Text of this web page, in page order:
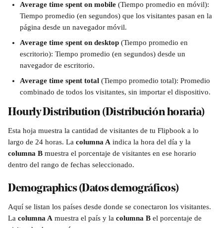
Average time spent on mobile (Tiempo promedio en móvil):
Tiempo promedio (en segundos) que los visitantes pasan en la
página desde un navegador móvil.
Average time spent on desktop (Tiempo promedio en
escritorio): Tiempo promedio (en segundos) desde un
navegador de escritorio.
Average time spent total (Tiempo promedio total): Promedio
combinado de todos los visitantes, sin importar el dispositivo.
Hourly Distribution (Distribución horaria)
Esta hoja muestra la cantidad de visitantes de tu Flipbook a lo
largo de 24 horas. La columna A indica la hora del día y la
columna B muestra el porcentaje de visitantes en ese horario
dentro del rango de fechas seleccionado.
Demographics (Datos demográficos)
Aquí se listan los países desde donde se conectaron los visitantes.
La columna A muestra el país y la columna B el porcentaje de